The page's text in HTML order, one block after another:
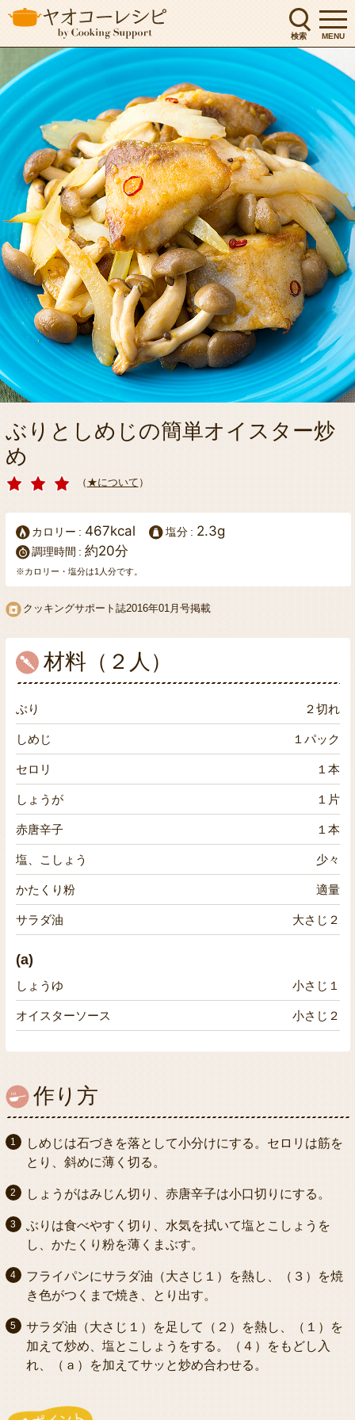
検索 MENU
ぶりとしめじの簡単オイスター炒
め
（ ★について ）
カロリー 467kcal 塩分 2.3g
調理時間 約20分
※カロリー・塩分は1人分です。
クッキングサポート誌2016年01月号掲載
材料（２人）
ぶり ２切れ
しめじ １パック
セロリ １本
しょうが １片
赤唐辛子 １本
塩、こしょう 少々
かたくり粉 適量
サラダ油 大さじ２
(a)
しょうゆ 小さじ１
オイスターソース 小さじ２
作り方
しめじは石づきを落として小分けにする。セロリは筋を
とり、斜めに薄く切る。
しょうがはみじん切り、赤唐辛子は小口切りにする。
ぶりは食べやすく切り、水気を拭いて塩とこしょうを
し、かたくり粉を薄くまぶす。
フライパンにサラダ油（大さじ１）を熱し、（３）を焼
き色がつくまで焼き、とり出す。
サラダ油（大さじ１）を足して（２）を熱し、（１）を
加えて炒め、塩とこしょうをする。（４）をもどし入
れ、（ａ）を加えてサッと炒め合わせる。